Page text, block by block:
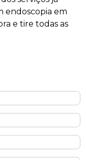
endoscopia em
e tire todas as